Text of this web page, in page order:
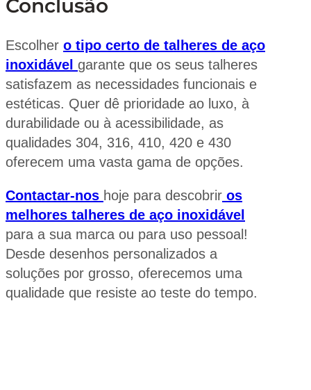
Conclusão
Escolher o tipo certo de talheres de aço
inoxidável garante que os seus talheres
satisfazem as necessidades funcionais e
estéticas. Quer dê prioridade ao luxo, à
durabilidade ou à acessibilidade, as
qualidades 304, 316, 410, 420 e 430
oferecem uma vasta gama de opções.
Contactar-nos hoje para descobrir os
melhores talheres de aço inoxidável
para a sua marca ou para uso pessoal!
Desde desenhos personalizados a
soluções por grosso, oferecemos uma
qualidade que resiste ao teste do tempo.